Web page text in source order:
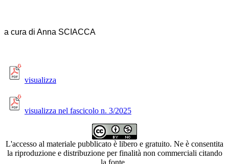
a cura di Anna SCIACCA
visualizza
visualizza nel fascicolo n. 3/2025
L'accesso al materiale pubblicato è libero e gratuito. Ne è consentita
la riproduzione e distribuzione per finalità non commerciali citando
la fonte.